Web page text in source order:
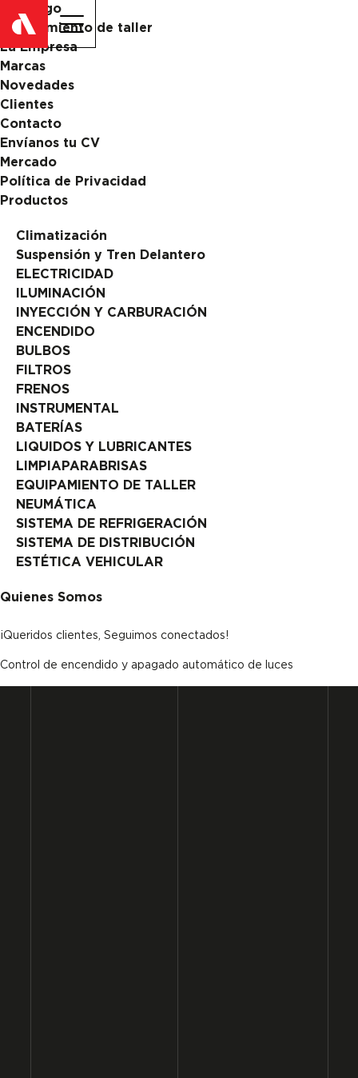
Catalogo
Equipamiento de taller
La Empresa
Marcas
Novedades
Clientes
Contacto
Envíanos tu CV
Mercado
Política de Privacidad
Productos
Climatización
Suspensión y Tren Delantero
ELECTRICIDAD
ILUMINACIÓN
INYECCIÓN Y CARBURACIÓN
ENCENDIDO
BULBOS
FILTROS
FRENOS
INSTRUMENTAL
BATERÍAS
LIQUIDOS Y LUBRICANTES
LIMPIAPARABRISAS
EQUIPAMIENTO DE TALLER
NEUMÁTICA
SISTEMA DE REFRIGERACIÓN
SISTEMA DE DISTRIBUCIÓN
ESTÉTICA VEHICULAR
Quienes Somos
¡Queridos clientes, Seguimos conectados!
Control de encendido y apagado automático de luces